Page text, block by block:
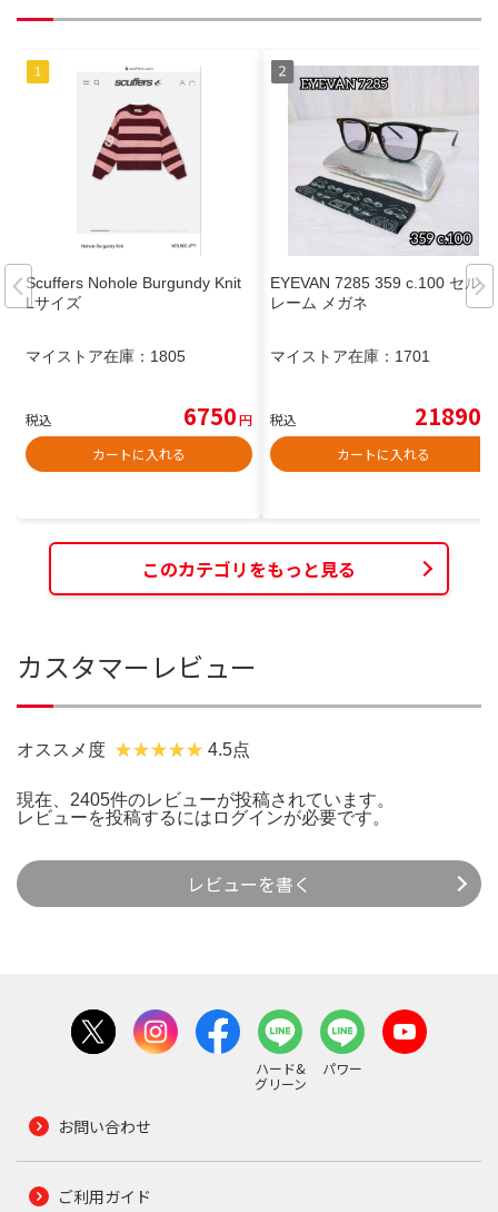
Scuffers Nohole Burgundy Knit
Lサイズ
マイストア在庫： 1805
税込 6750円
カートに入れる
EYEVAN 7285 359 c.100 セルフ
レーム メガネ
マイストア在庫： 1701
税込 21890
カートに入れる
このカテゴリをもっと見る
カスタマーレビュー
オススメ度 4.5点
現在、2405件のレビューが投稿されています。
レビューを投稿するには ログインが必要です。
レビューを書く
ハード&
グリーン
パワー
お問い合わせ
ご利用ガイド